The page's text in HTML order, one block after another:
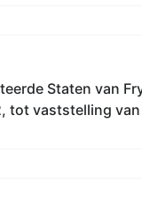
Staten van
tot vaststelling van